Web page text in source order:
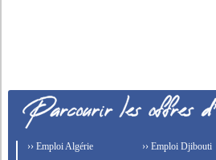
›› Emploi Algérie ›› Emploi Djibouti